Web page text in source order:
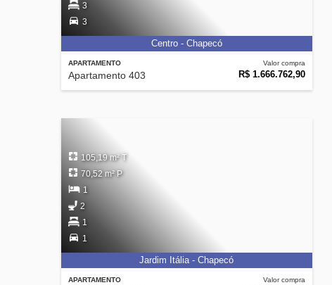
APARTAMENTO
Apartamento 403
Valor compra
R$ 1.666.762,90
3
3
Centro - Chapecó
APARTAMENTO Valor compra
105,19 m² T
70,52 m² P
1
2
1
1
Jardim Itália - Chapecó